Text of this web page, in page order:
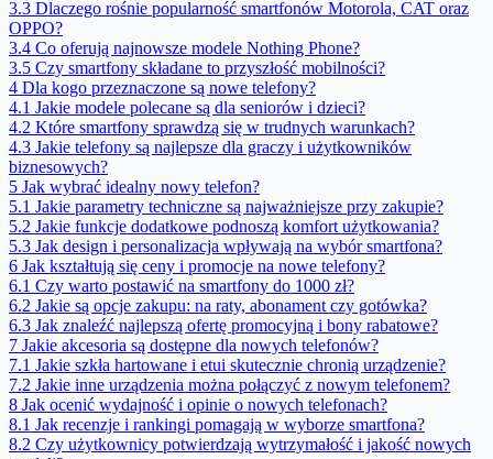
3.3 Dlaczego rośnie popularność smartfonów Motorola, CAT oraz
OPPO?
3.4 Co oferują najnowsze modele Nothing Phone?
3.5 Czy smartfony składane to przyszłość mobilności?
4 Dla kogo przeznaczone są nowe telefony?
4.1 Jakie modele polecane są dla seniorów i dzieci?
4.2 Które smartfony sprawdzą się w trudnych warunkach?
4.3 Jakie telefony są najlepsze dla graczy i użytkowników
biznesowych?
5 Jak wybrać idealny nowy telefon?
5.1 Jakie parametry techniczne są najważniejsze przy zakupie?
5.2 Jakie funkcje dodatkowe podnoszą komfort użytkowania?
5.3 Jak design i personalizacja wpływają na wybór smartfona?
6 Jak kształtują się ceny i promocje na nowe telefony?
6.1 Czy warto postawić na smartfony do 1000 zł?
6.2 Jakie są opcje zakupu: na raty, abonament czy gotówka?
6.3 Jak znaleźć najlepszą ofertę promocyjną i bony rabatowe?
7 Jakie akcesoria są dostępne dla nowych telefonów?
7.1 Jakie szkła hartowane i etui skutecznie chronią urządzenie?
7.2 Jakie inne urządzenia można połączyć z nowym telefonem?
8 Jak ocenić wydajność i opinie o nowych telefonach?
8.1 Jak recenzje i rankingi pomagają w wyborze smartfona?
8.2 Czy użytkownicy potwierdzają wytrzymałość i jakość nowych